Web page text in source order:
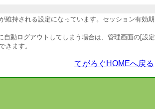
持される設定になっています。セッション有
動ログアウトしてしまう場合は、管理画面の[
きます。
てがろぐHOMEへ戻る